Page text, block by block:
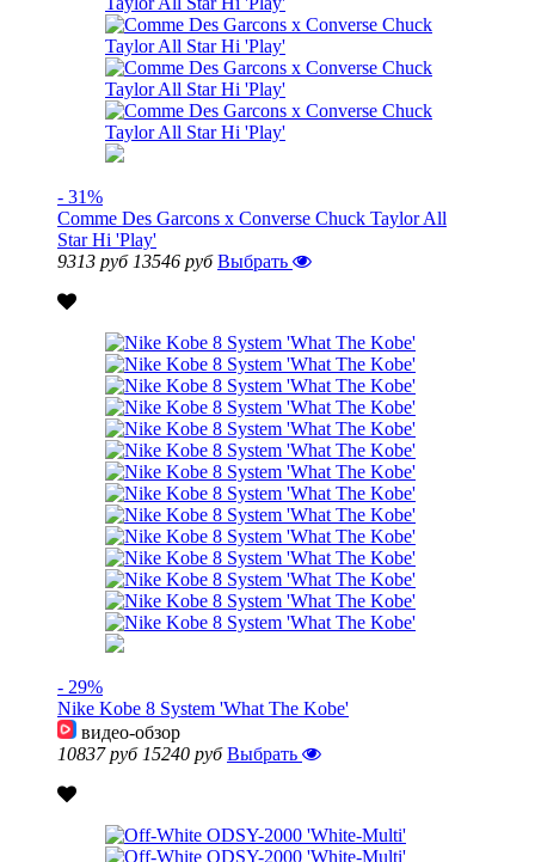
- 31%
Comme Des Garcons x Converse Chuck Taylor All
Star Hi 'Play'
9313 руб 13546 руб Выбрать
- 29%
Nike Kobe 8 System 'What The Kobe'
видео-обзор
10837 руб 15240 руб Выбрать